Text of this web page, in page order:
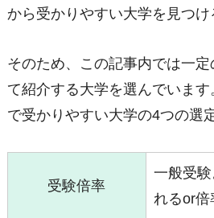
から受かりやすい大学を見つけ
そのため、この記事内では一
て紹介する大学を選んでいま
で受かりやすい大学の4つの選
受験倍率
一般受
れるor倍